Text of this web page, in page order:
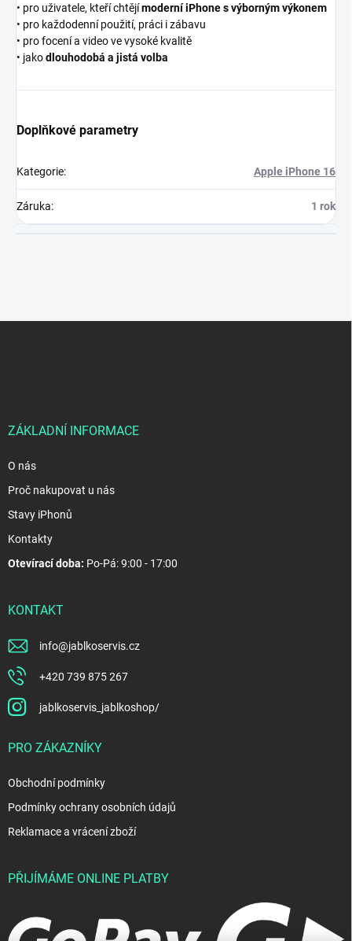
• pro uživatele, kteří chtějímoderní iPhone s výborným výkonem
• pro každodenní použití, práci i zábavu
• pro focení a video ve vysoké kvalitě
• jakodlouhodobá a jistá volba
Doplňkové parametry
Kategorie: Apple iPhone 16
Záruka: 1 rok
ZÁKLADNÍ INFORMACE
O nás
Proč nakupovat u nás
Stavy iPhonů
Kontakty
Otevírací doba: Po-Pá: 9:00 - 17:00
KONTAKT
info@jablkoservis.cz
+420 739 875 267
jablkoservis_jablkoshop/
PRO ZÁKAZNÍKY
Obchodní podmínky
Podmínky ochrany osobních údajů
Reklamace a vrácení zboží
PŘIJÍMÁME ONLINE PLATBY